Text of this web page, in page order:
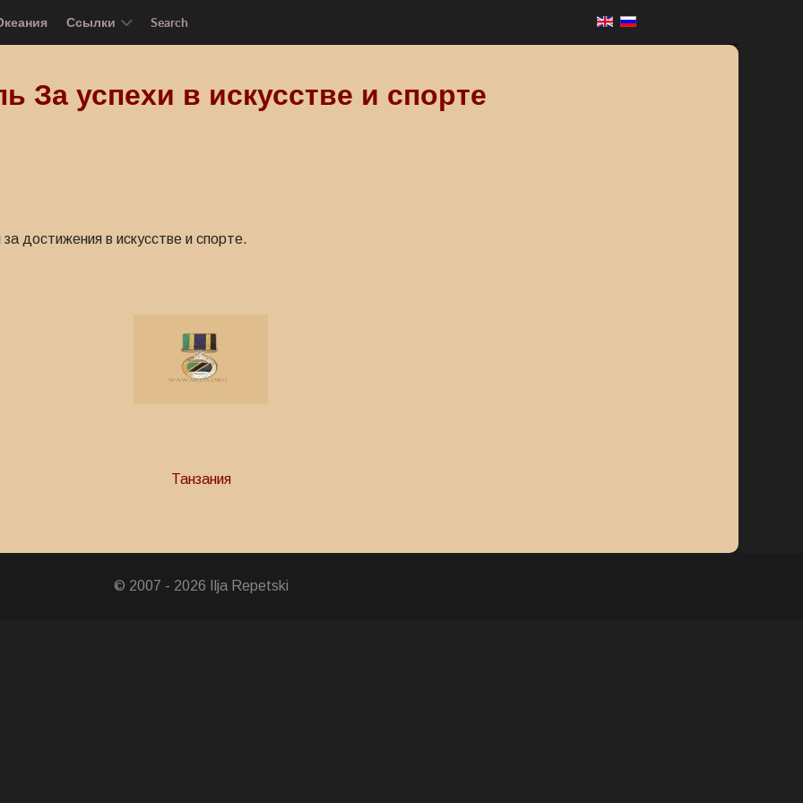
Ссылки Search
За успехи в искусстве и спорте
достижения в искусстве и спорте.
Танзания
Кагера
© 2007 - 2026 Ilja Repetski